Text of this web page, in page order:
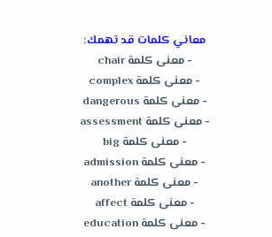
معاني كلمات قد تهمك:
-معنى كلمة chair
- معنى كلمة complex
-معنى كلمة dangerous
-معنى كلمة assessment
-معنى كلمة big
- معنى كلمة admission
- معنى كلمة another
-معنى كلمة affect
- معنى كلمة education